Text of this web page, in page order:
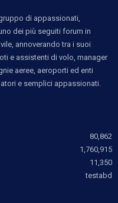
di appassionati,
dei più seguiti forum in
annoverando tra i suoi
e assistenti di volo, manager
aeree, aeroporti ed enti
e semplici appassionati.
80,862
1,760,915
11,350
testabd